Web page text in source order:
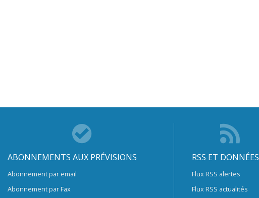
ABONNEMENTS AUX PRÉVISIONS
Abonnement par email
Abonnement par Fax
RSS ET DONNÉES
Flux RSS alertes
Flux RSS actualités